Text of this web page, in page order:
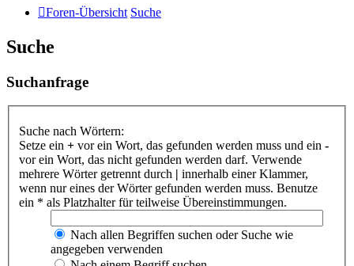
Foren-Übersicht Suche
Suche
Suchanfrage
Suche nach Wörtern:
Setze ein + vor ein Wort, das gefunden werden muss und ein -
vor ein Wort, das nicht gefunden werden darf. Verwende
mehrere Wörter getrennt durch | innerhalb einer Klammer,
wenn nur eines der Wörter gefunden werden muss. Benutze
ein * als Platzhalter für teilweise Übereinstimmungen.
Nach allen Begriffen suchen oder Suche wie
angegeben verwenden